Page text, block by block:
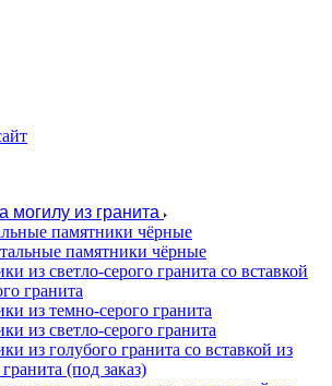
могилу из гранита
памятники чёрные
памятники чёрные
из светло-серого гранита со вставкой
гранита
из темно-серого гранита
из светло-серого гранита
из голубого гранита со вставкой из
(под заказ)